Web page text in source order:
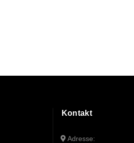
Kontakt
Adresse: